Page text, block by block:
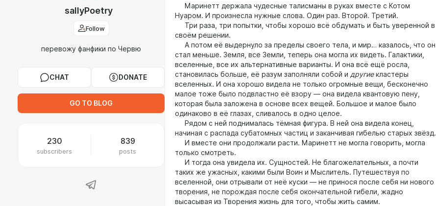
sallyPoetry
Follow
перевожу фанфики по Червю
CHAT DONATE
GO TO BLOG
230
subscribers
839
posts
Маринетт держала чудесные талисманы в руках вместе с Котом
Нуаром. И произнесла нужные слова. Один раз. Второй. Третий.
Три раза, три попытки, чтобы хорошо всё обдумать и быть уверенной в
своём решении.
А потом её выдернуло за пределы своего тела, и мир… казалось, что он
стал меньше. Земля, все Земли, теперь она могла их видеть. Галактики,
вселенные, все их альтернативные варианты. И она всё ещё росла,
становилась больше, её разум заполняли собой и другиекластеры
вселенных. И она хорошо видела не только огромные вещи, бесконечно
малое тоже было подвластно её взору — она видела квантовую пену,
которая была заложена в основе всех вещей. Большое и малое было
одинаково в её глазах, сливалось в одно целое.
Рядом с ней поднималась тёмная фигура. В ней она видела конец,
начиная с распада субатомных частиц и заканчивая гибелью старых звёзд.
И вместе они продолжали расти. Маринетт не могла говорить, могла
только смотреть.
И тогда она увидела их. Сущностей. Не благожелательных, а почти
таких же ужасных, какими были Воин и Мыслитель. Путешествуя по
вселенной, они отрывали от неё куски — не принося после себя ни нового
творения, не порождая после себя окончательной гибели, жадно
высасывая из Творения жизнь для того, чтобы жить самим.